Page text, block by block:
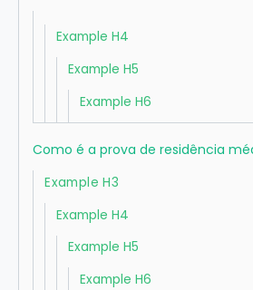
Example H4
Example H5
Example H6
Como é a prova de residência
Example H3
Example H4
Example H5
Example H6